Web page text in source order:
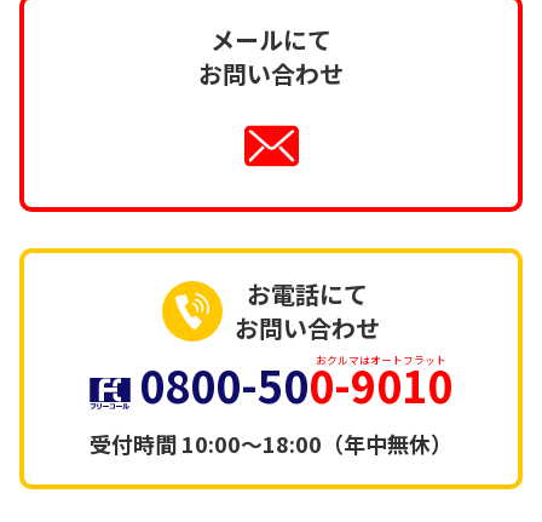
メールにて
お問い合わせ
お電話にて
お問い合わせ
0800-500-9010
おクルマはオートフラット
受付時間10:00～18:00（年中無休）